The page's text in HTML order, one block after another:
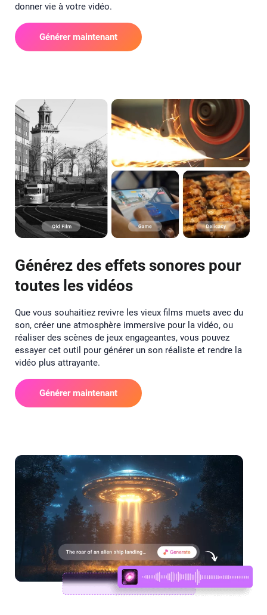
donner vie à votre vidéo.
Générer maintenant
Générez des effets sonores pour
toutes les vidéos
Que vous souhaitiez revivre les vieux films muets avec du
son, créer une atmosphère immersive pour la vidéo, ou
réaliser des scènes de jeux engageantes, vous pouvez
essayer cet outil pour générer un son réaliste et rendre la
vidéo plus attrayante.
Générer maintenant